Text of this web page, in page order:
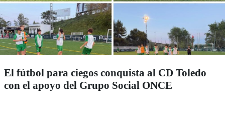
El fútbol para ciegos conquista al CD Toledo
con el apoyo del Grupo Social ONCE